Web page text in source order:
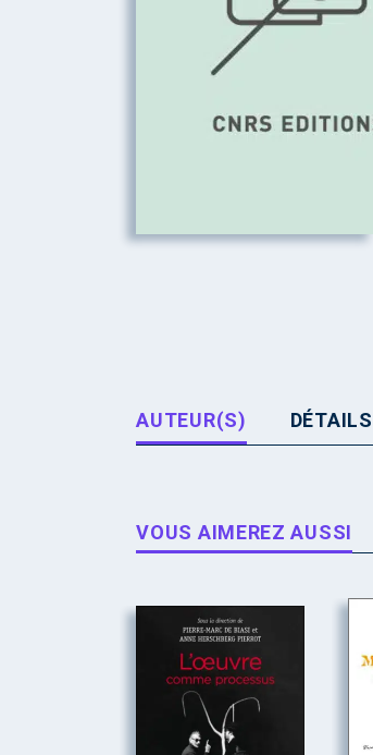
AUTEUR(S) DÉTAILS
VOUS AIMEREZ AUSSI